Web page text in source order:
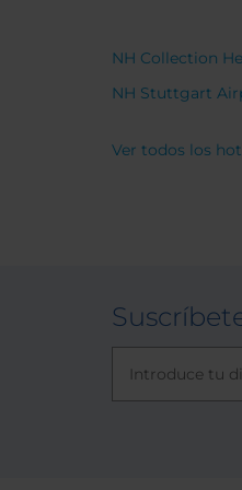
NH Collection
NH Stuttgart
Ver todos los